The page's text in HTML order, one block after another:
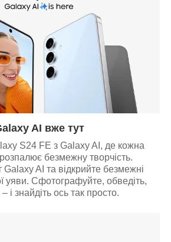
AI вже тут
S24 FE з Galaxy AI, де кожна
безмежну творчість.
Galaxy AI та відкрийте безмежні
уяви. Сфотографуйте, обведіть,
– і знайдіть ось так просто.